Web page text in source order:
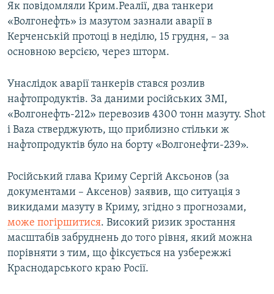
Як повідомляли Крим.Реалії, два танкери
«Волгонефть» із мазутом зазнали аварії в
Керченській протоці в неділю, 15 грудня, – за
основною версією, через шторм.
Унаслідок аварії танкерів стався розлив
нафтопродуктів. За даними російських ЗМІ,
«Волгонефть-212» перевозив 4300 тонн мазуту. Shot
і Baza стверджують, що приблизно стільки ж
нафтопродуктів було на борту «Волгонефти-239».
Російський глава Криму Сергій Аксьонов (за
документами – Аксенов) заявив, що ситуація з
викидами мазуту в Криму, згідно з прогнозами,
може погіршитися. Високий ризик зростання
масштабів забруднень до того рівня, який можна
порівняти з тим, що фіксується на узбережжі
Краснодарського краю Росії.